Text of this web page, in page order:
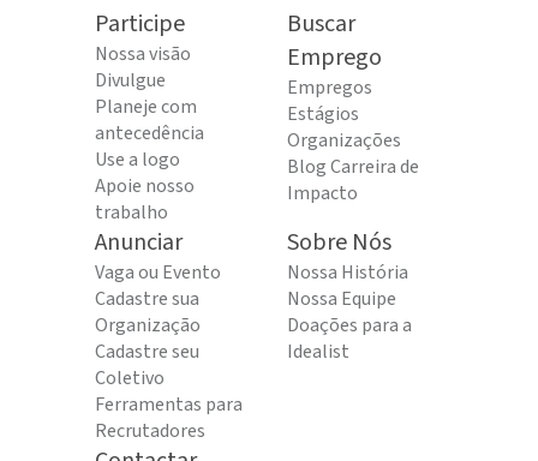
Participe
Nossa visão
Divulgue
Planeje com
antecedência
Use a logo
Apoie nosso
trabalho
Buscar
Emprego
Empregos
Estágios
Organizações
Blog Carreira de
Impacto
Anunciar
Vaga ou Evento
Cadastre sua
Organização
Cadastre seu
Coletivo
Ferramentas para
Recrutadores
Sobre Nós
Nossa História
Nossa Equipe
Doações para a
Idealist